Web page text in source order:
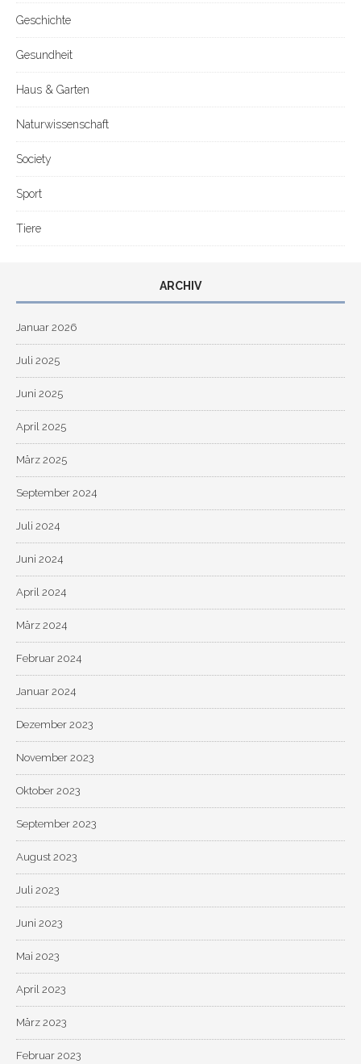
Geschichte
Gesundheit
Haus & Garten
Naturwissenschaft
Society
Sport
Tiere
ARCHIV
Januar 2026
Juli 2025
Juni 2025
April 2025
März 2025
September 2024
Juli 2024
Juni 2024
April 2024
März 2024
Februar 2024
Januar 2024
Dezember 2023
November 2023
Oktober 2023
September 2023
August 2023
Juli 2023
Juni 2023
Mai 2023
April 2023
März 2023
Februar 2023